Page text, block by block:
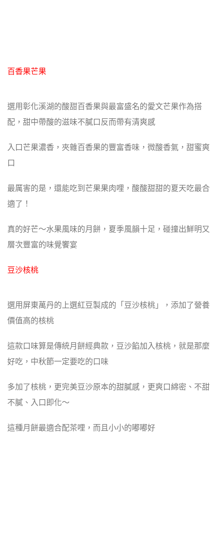
百香果芒果
選用彰化溪湖的酸甜百香果與最富盛名的愛文芒果作為搭
配，甜中帶酸的滋味不膩口反而帶有清爽感
入口芒果濃香，夾雜百香果的豐富香味，微酸香氣，甜蜜爽
口
最厲害的是，還能吃到芒果果肉哩，酸酸甜甜的夏天吃最合
適了！
真的好芒～水果風味的月餅，夏季風韻十足，碰撞出鮮明又
層次豐富的味覺饗宴
豆沙核桃
選用屏東萬丹的上選紅豆製成的「豆沙核桃」，添加了營養
價值高的核桃
這款口味算是傳統月餅經典款，豆沙餡加入核桃，就是那麼
好吃，中秋節一定要吃的口味
多加了核桃，更完美豆沙原本的甜膩感，更爽口綿密、不甜
不膩、入口即化～
這種月餅最適合配茶哩，而且小小的嘟嘟好